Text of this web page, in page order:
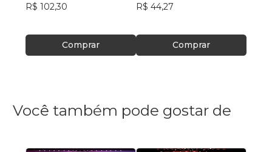
R$ 102,30
Comprar
R$ 44,27
Comprar
Você também pode gostar de